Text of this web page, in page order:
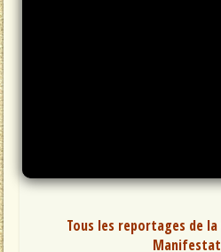
Tous les reportages de